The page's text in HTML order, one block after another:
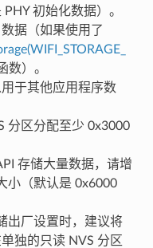
PHY 初始化数据）。
据（如果使用了
数）。
用于其他应用程序数
分区分配至少 0x3000
存储大量数据，请增
小（默认是 0x6000
出厂设置时，建议将
独的只读 NVS 分区